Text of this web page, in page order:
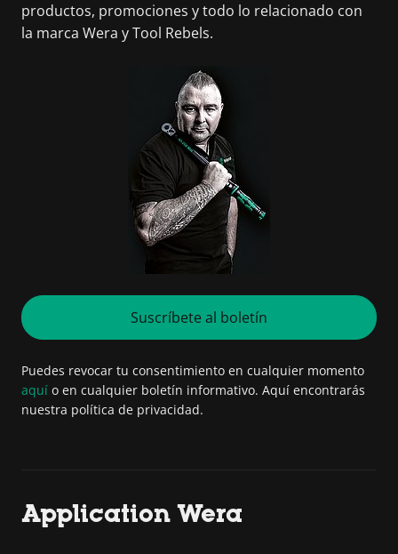
productos, promociones y todo lo relacionado con
la marca Wera y Tool Rebels.
Suscríbete al boletín
Puedes revocar tu consentimiento en cualquier momento
aquí o en cualquier boletín informativo. Aquí encontrarás
nuestra política de privacidad.
Application Wera